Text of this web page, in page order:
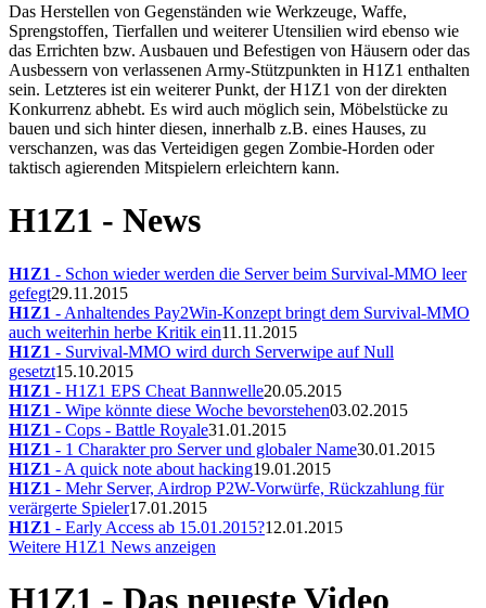
Das Herstellen von Gegenständen wie Werkzeuge, Waffe,
Sprengstoffen, Tierfallen und weiterer Utensilien wird ebenso wie
das Errichten bzw. Ausbauen und Befestigen von Häusern oder das
Ausbessern von verlassenen Army-Stützpunkten in H1Z1 enthalten
sein. Letzteres ist ein weiterer Punkt, der H1Z1 von der direkten
Konkurrenz abhebt. Es wird auch möglich sein, Möbelstücke zu
bauen und sich hinter diesen, innerhalb z.B. eines Hauses, zu
verschanzen, was das Verteidigen gegen Zombie-Horden oder
taktisch agierenden Mitspielern erleichtern kann.
H1Z1 - News
H1Z1 - Schon wieder werden die Server beim Survival-MMO leer
gefegt29.11.2015
H1Z1 - Anhaltendes Pay2Win-Konzept bringt dem Survival-MMO
auch weiterhin herbe Kritik ein11.11.2015
H1Z1 - Survival-MMO wird durch Serverwipe auf Null
gesetzt15.10.2015
H1Z1 - H1Z1 EPS Cheat Bannwelle20.05.2015
H1Z1 - Wipe könnte diese Woche bevorstehen03.02.2015
H1Z1 - Cops - Battle Royale31.01.2015
H1Z1 - 1 Charakter pro Server und globaler Name30.01.2015
H1Z1 - A quick note about hacking19.01.2015
H1Z1 - Mehr Server, Airdrop P2W-Vorwürfe, Rückzahlung für
verärgerte Spieler17.01.2015
H1Z1 - Early Access ab 15.01.2015?12.01.2015
Weitere H1Z1 News anzeigen
H1Z1 - Das neueste Video